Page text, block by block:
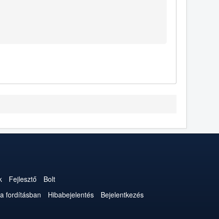
Fejlesztő
Bolt
fordításban Hibabejelentés
Bejelentkezés